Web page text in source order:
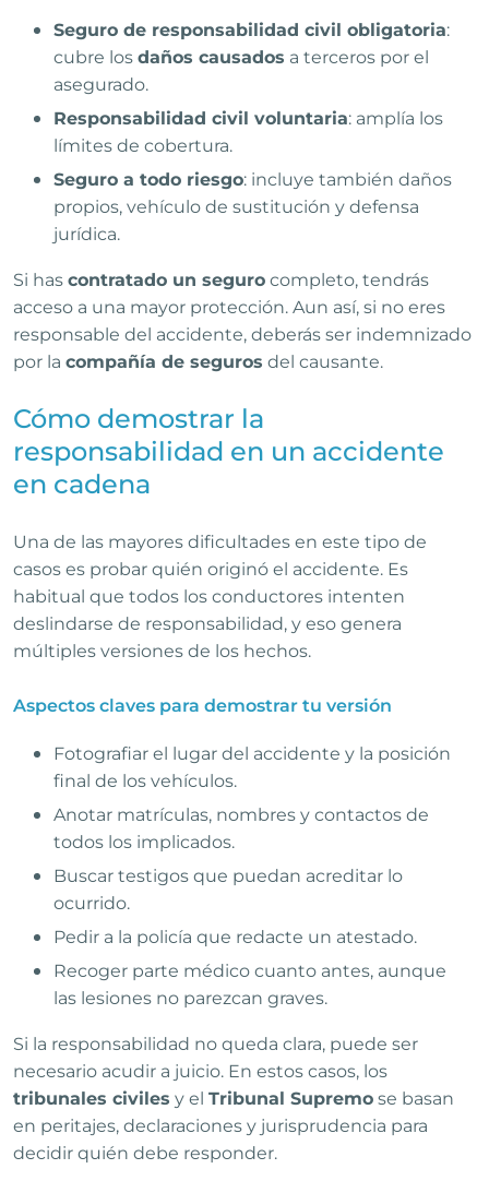
Seguro de responsabilidad civil obligatoria:
cubre los daños causados a terceros por el
asegurado.
Responsabilidad civil voluntaria: amplía los
límites de cobertura.
Seguro a todo riesgo: incluye también daños
propios, vehículo de sustitución y defensa
jurídica.
Si has contratado un seguro completo, tendrás
acceso a una mayor protección. Aun así, si no eres
responsable del accidente, deberás ser indemnizado
por la compañía de seguros del causante.
Cómo demostrar la
responsabilidad en un accidente
en cadena
Una de las mayores dificultades en este tipo de
casos es probar quién originó el accidente. Es
habitual que todos los conductores intenten
deslindarse de responsabilidad, y eso genera
múltiples versiones de los hechos.
Aspectos claves para demostrar tu versión
Fotografiar el lugar del accidente y la posición
final de los vehículos.
Anotar matrículas, nombres y contactos de
todos los implicados.
Buscar testigos que puedan acreditar lo
ocurrido.
Pedir a la policía que redacte un atestado.
Recoger parte médico cuanto antes, aunque
las lesiones no parezcan graves.
Si la responsabilidad no queda clara, puede ser
necesario acudir a juicio. En estos casos, los
tribunales civiles y el Tribunal Supremo se basan
en peritajes, declaraciones y jurisprudencia para
decidir quién debe responder.